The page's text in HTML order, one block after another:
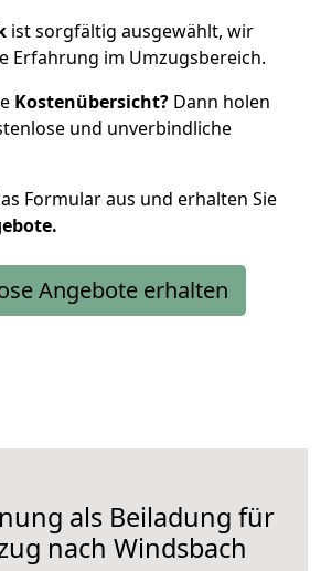
ist sorgfältig ausgewählt, wir
Erfahrung im Umzugsbereich.
Kostenübersicht? Dann holen
und unverbindliche
Formular aus und erhalten Sie
Angebote erhalten
als Beiladung für
nach Windsbach